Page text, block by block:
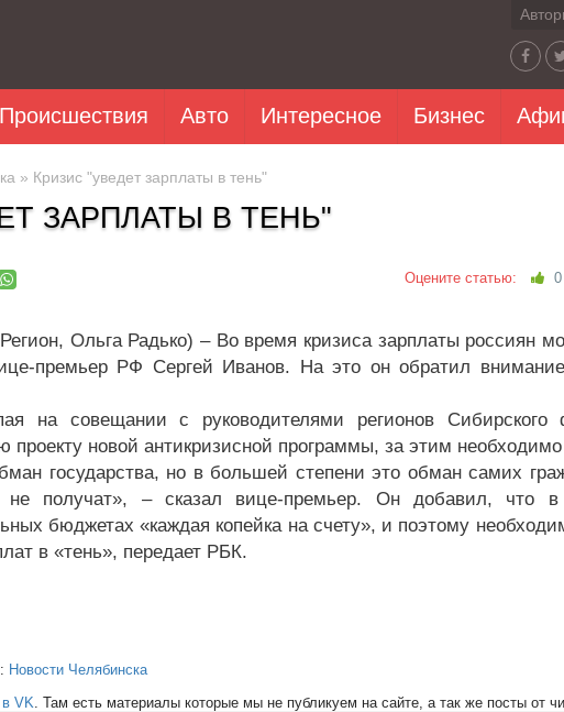
Происшествия Авто Интересное Бизнес
» Кризис "уведет зарплаты в тень"
ЗАРПЛАТЫ В ТЕНЬ"
Оцените статью: 0
Ольга Радько) – Во время кризиса зарплаты россиян
премьер РФ Сергей Иванов. На это он обратил внимание
на совещании с руководителями регионов Сибирского
новой антикризисной программы, за этим
государства, но в большей степени это обман самих
не получат», – сказал вице-премьер. Он добавил, что
бюджетах «каждая копейка на счету», и поэтому
в «тень», передает РБК.
Новости Челябинска
в VK. Там есть материалы которые мы не публикуем на сайте, а так же посты от